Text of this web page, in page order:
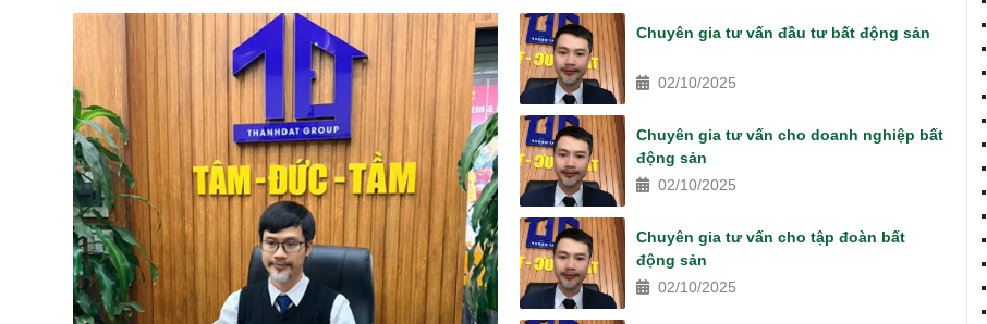
Chuyên gia tư vấn đầu tư bất động sản
02/10/2025
Chuyên gia tư vấn cho doanh nghiệp bất
động sản
02/10/2025
Chuyên gia tư vấn cho tập đoàn bất
động sản
02/10/2025